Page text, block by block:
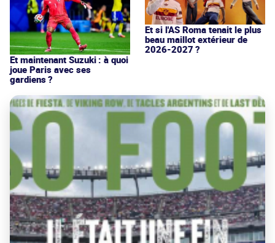
Et maintenant Suzuki : à quoi
joue Paris avec ses
gardiens ?
Et si l'AS Roma tenait le plus
beau maillot extérieur de
2026-2027 ?